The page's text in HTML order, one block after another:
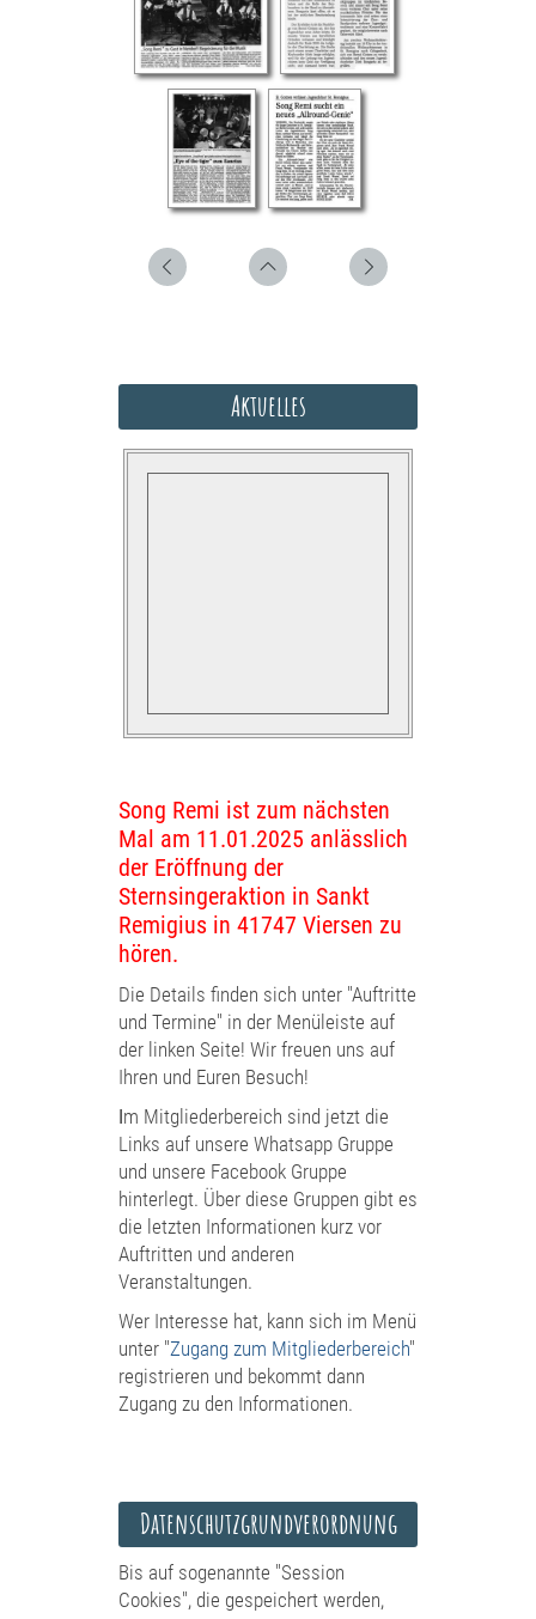
Aktuelles
Song Remi ist zum nächsten
Mal am 11.01.2025 anlässlich
der Eröffnung der
Sternsingeraktion in Sankt
Remigius in 41747 Viersen zu
hören.
Die Details finden sich unter "Auftritte
und Termine" in der Menüleiste auf
der linken Seite! Wir freuen uns auf
Ihren und Euren Besuch!
Im Mitgliederbereich sind jetzt die
Links auf unsere Whatsapp Gruppe
und unsere Facebook Gruppe
hinterlegt. Über diese Gruppen gibt es
die letzten Informationen kurz vor
Auftritten und anderen
Veranstaltungen.
Wer Interesse hat, kann sich im Menü
unter "Zugang zum Mitgliederbereich"
registrieren und bekommt dann
Zugang zu den Informationen.
Datenschutzgrundverordnung
Bis auf sogenannte "Session
Cookies", die gespeichert werden,